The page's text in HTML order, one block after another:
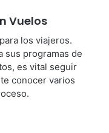
Vuelos
los viajeros.
sus programas de
es vital seguir
conocer varios